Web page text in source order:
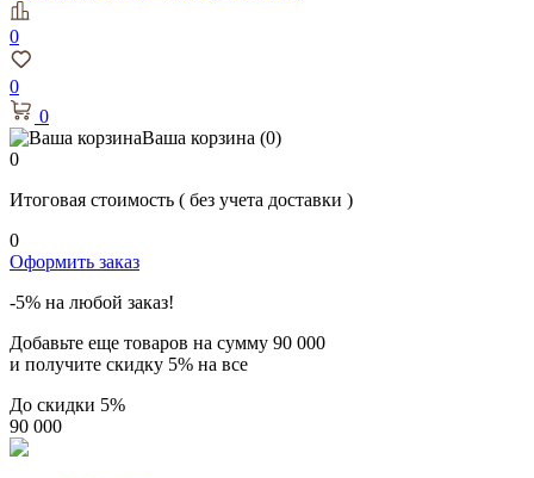
0
0
0
Ваша корзина (0)
0
Итоговая стоимость ( без учета доставки )
0
Оформить заказ
-5% на любой заказ!
Добавьте еще товаров на сумму 90 000
и получите скидку 5% на все
До скидки 5%
90 000